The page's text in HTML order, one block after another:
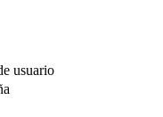
usuario